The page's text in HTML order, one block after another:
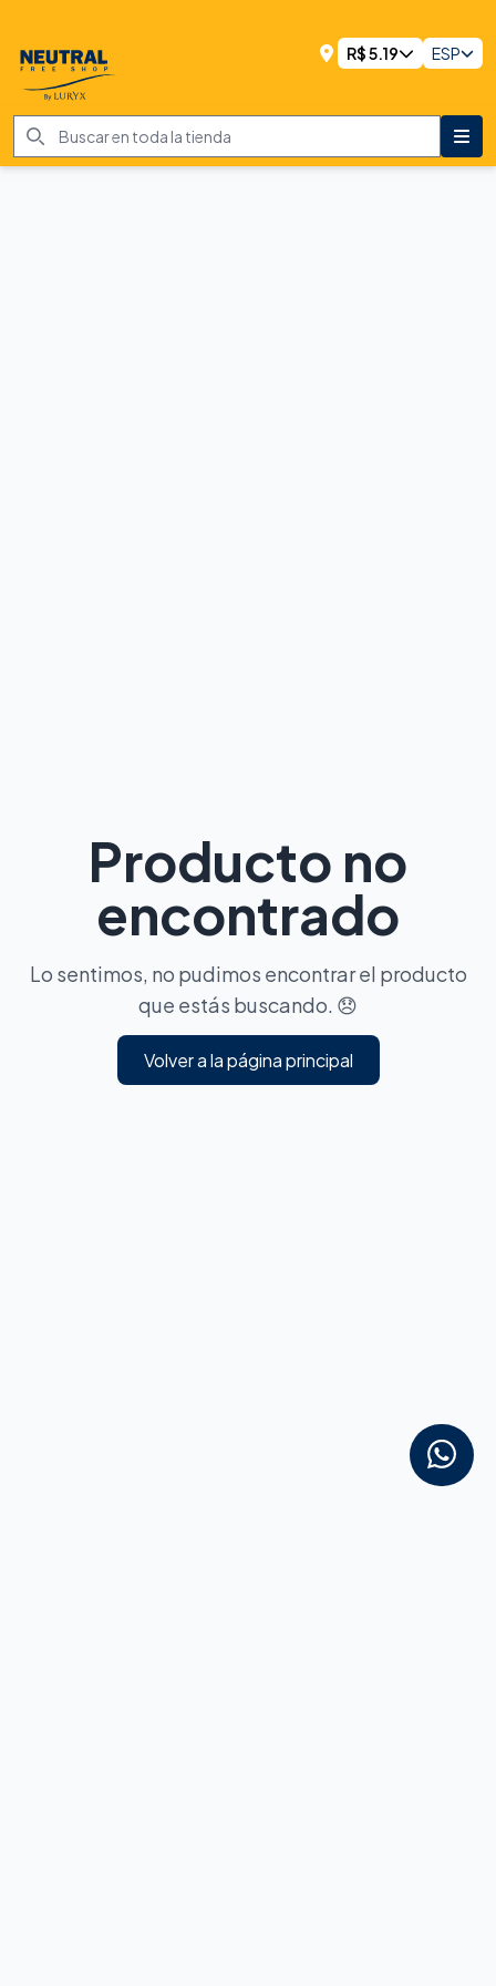
R$5.19 ESP
Producto no
encontrado
Lo sentimos, no pudimos encontrar el producto
que estás buscando. 😞
Volver a la página principal